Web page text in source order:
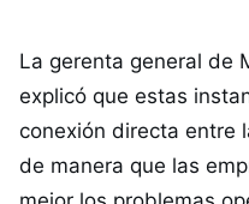
La gerenta general de
explicó que estas
conexión directa entre
de manera que las